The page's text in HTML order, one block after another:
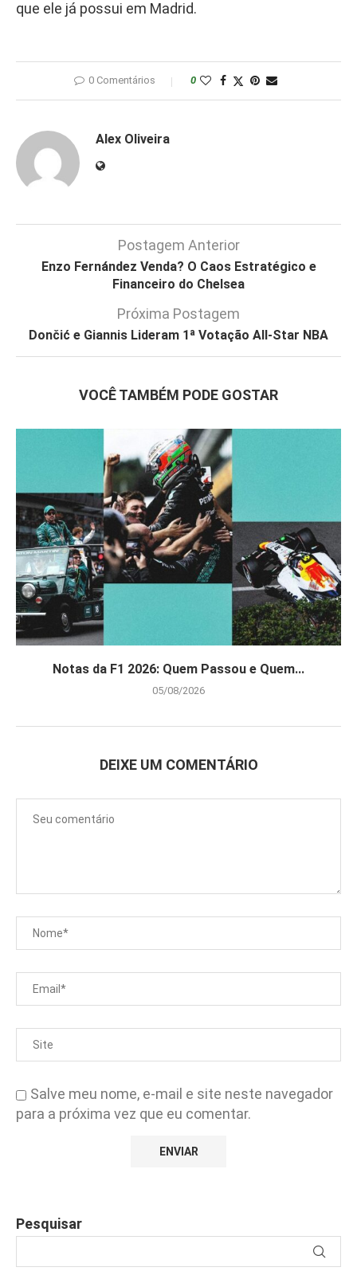
que ele já possui em Madrid.
0 Comentários 0
Alex Oliveira
Postagem Anterior
Enzo Fernández Venda? O Caos Estratégico e
Financeiro do Chelsea
Próxima Postagem
Dončić e Giannis Lideram 1ª Votação All-Star NBA
VOCÊ TAMBÉM PODE GOSTAR
Notas da F1 2026: Quem Passou e Quem...
05/08/2026
DEIXE UM COMENTÁRIO
Salve meu nome, e-mail e site neste navegador
para a próxima vez que eu comentar.
Pesquisar